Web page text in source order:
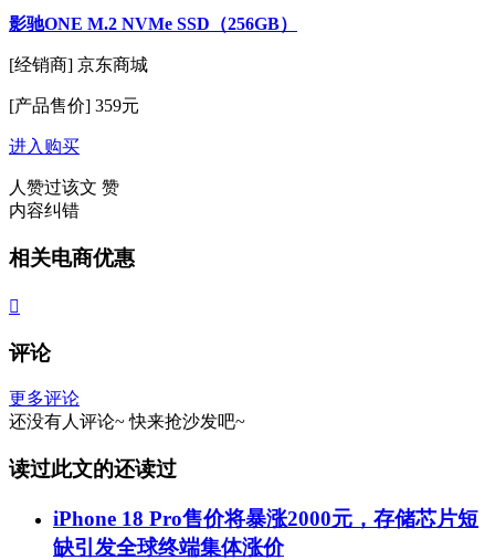
影驰ONE M.2 NVMe SSD（256GB）
[经销商] 京东商城
[产品售价] 359元
进入购买
人赞过该文 赞
内容纠错
相关电商优惠

评论
更多评论
还没有人评论~ 快来抢沙发吧~
读过此文的还读过
iPhone 18 Pro售价将暴涨2000元，存储芯片短
缺引发全球终端集体涨价